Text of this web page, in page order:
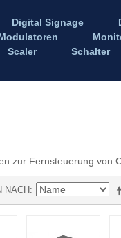
Digital Signage
Scaler Schalter
zur Fernsteuerung von
NACH